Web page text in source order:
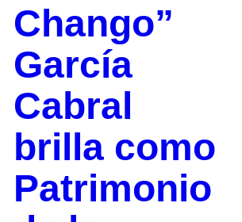
Chango”
García
Cabral
brilla como
Patrimonio